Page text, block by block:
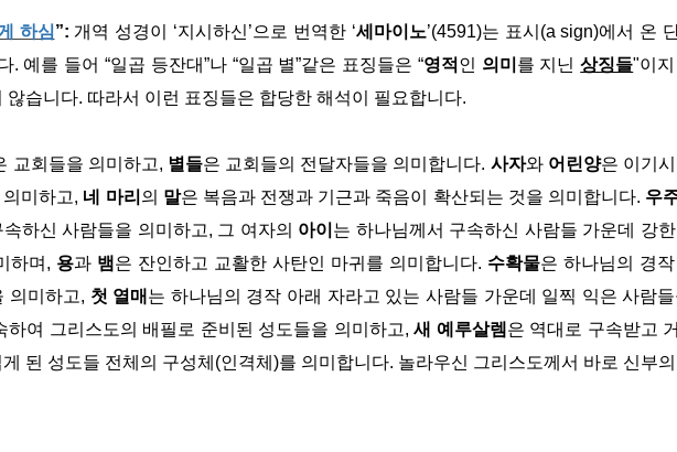
하심”:개역 성경이 ‘지시하신’으로 번역한 ‘세마이노’(4591)는 표시(a sign)에서 온
. 예를 들어 “일곱 등잔대”나 “일곱 별”같은 표징들은 “영적 인 의미 를 지닌 상징들"이
않습니다. 따라서 이런 표징들은 합당한 해석이 필요합니다.
교회들을 의미하고, 별들은 교회들의 전달자들을 의미합니다. 사자와 어린양은 이기
미하고, 네 마리 의 말은 복음과 전쟁과 기근과 죽음이 확산되는 것을 의미합니다. 우
하신 사람들을 의미하고, 그 여자의 아이 는 하나님께서 구속하신 사람들 가운데 강
하며, 용과 뱀은 잔인하고 교활한 사탄인 마귀를 의미합니다. 수확물은 하나님의 경작
의미하고, 첫 열매 는 하나님의 경작 아래 자라고 있는 사람들 가운데 일찍 익은 사람
하여 그리스도의 배필로 준비된 성도들을 의미하고, 새 예루살렘 은 역대로 구속받고
된 성도들 전체의 구성체(인격체)를 의미합니다. 놀라우신 그리스도께서 바로 신부의